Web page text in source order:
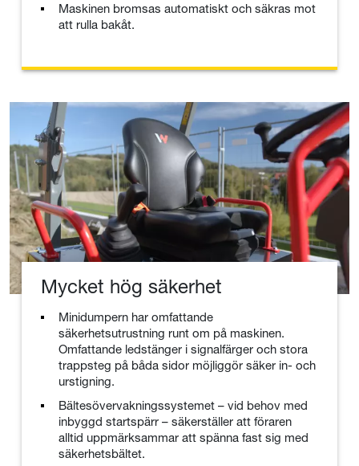
Maskinen bromsas automatiskt och säkras mot
att rulla bakåt.
Mycket hög säkerhet
Minidumpern har omfattande
säkerhetsutrustning runt om på maskinen.
Omfattande ledstänger i signalfärger och stora
trappsteg på båda sidor möjliggör säker in- och
urstigning.
Bältesövervakningssystemet – vid behov med
inbyggd startspärr – säkerställer att föraren
alltid uppmärksammar att spänna fast sig med
säkerhetsbältet.